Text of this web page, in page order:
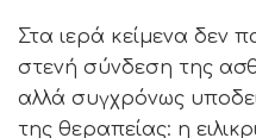
Στα ιερά κείμενα δεν
στενή σύνδεση της
αλλά συγχρόνως
της θεραπείας: η